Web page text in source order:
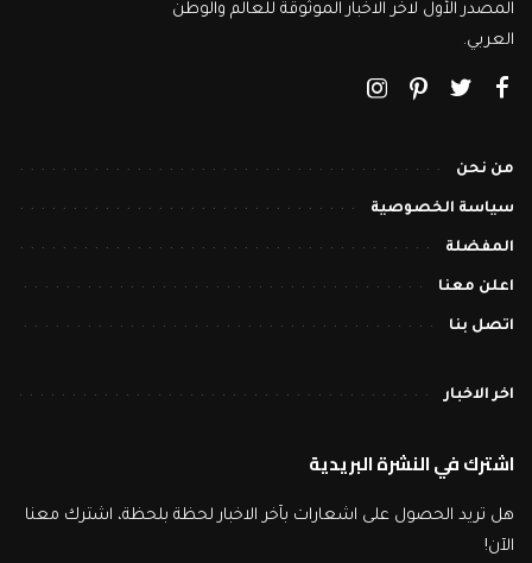
المصدر الأول لاخر الاخبار الموثوقة للعالم والوطن
العربي.
من نحن
سياسة الخصوصية
المفضلة
اعلن معنا
اتصل بنا
اخر الاخبار
اشترك في النشرة البريدية
هل تريد الحصول على اشعارات بآخر الاخبار لحظة بلحظة، اشترك معنا
الآن!